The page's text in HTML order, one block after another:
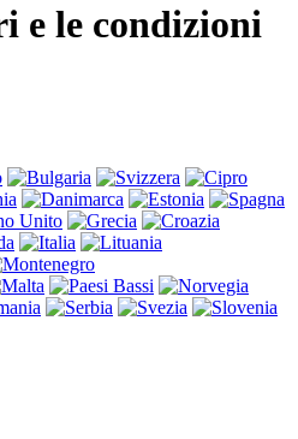
e le condizioni